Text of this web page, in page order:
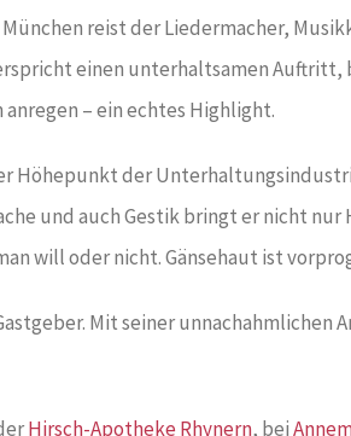
München reist der Liedermacher,
einen unterhaltsamen Auftritt,
– ein echtes Highlight.
Höhepunkt der
und auch Gestik bringt er nicht
will oder nicht. Gänsehaut ist
Mit seiner
Hirsch-Apotheke Rhynern, bei